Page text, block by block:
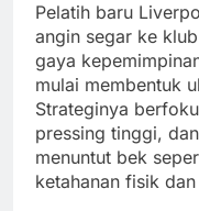
Pelatih baru
angin segar ke
gaya
mulai membentuk
Strateginya
pressing tinggi,
menuntut bek
ketahanan fisik